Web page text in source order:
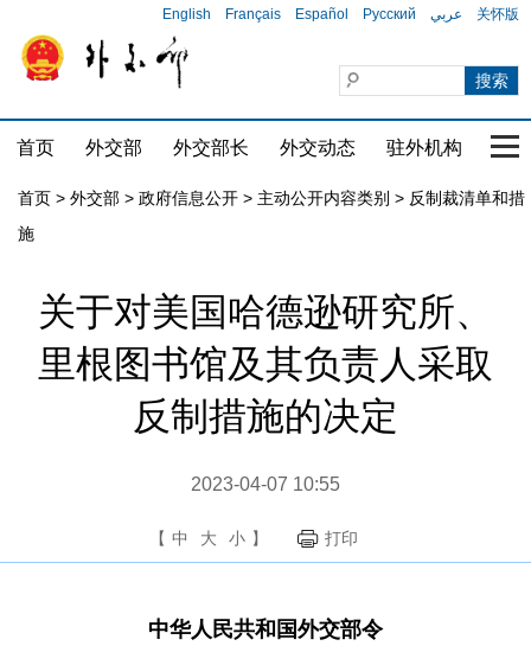
English Français Español Русский عربي 关怀版
首页 外交部 外交部长 外交动态 驻外机构 国
首页 > 外交部 > 政府信息公开 > 主动公开内容类别 > 反制裁清单和措
施
关于对美国哈德逊研究所、
里根图书馆及其负责人采取
反制措施的决定
2023-04-07 10:55
【 中 大 小 】 打印
中华人民共和国外交部令